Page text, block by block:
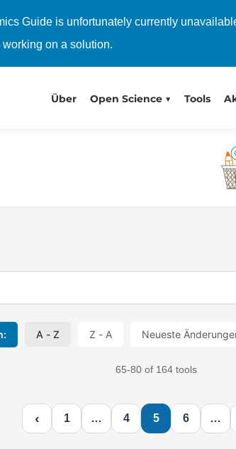
Guide is unfortunately currently
on a solution.
Über Open Science Tools
A - Z Z - A Neueste
65-80 of 164 tools
‹ 1 … 4 5 6 …